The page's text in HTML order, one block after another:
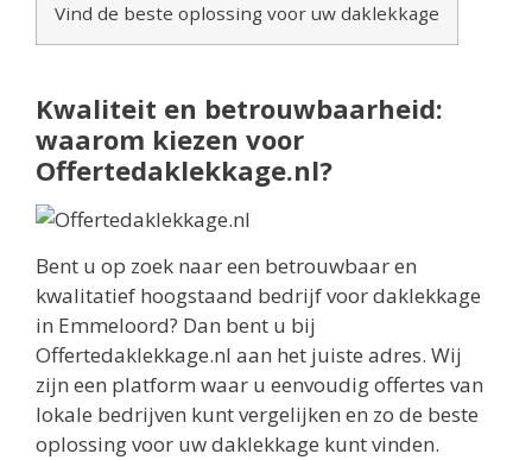
Vind de beste oplossing voor uw daklekkage
Kwaliteit en betrouwbaarheid:
waarom kiezen voor
Offertedaklekkage.nl?
Bent u op zoek naar een betrouwbaar en
kwalitatief hoogstaand bedrijf voor daklekkage
in Emmeloord? Dan bent u bij
Offertedaklekkage.nl aan het juiste adres. Wij
zijn een platform waar u eenvoudig offertes van
lokale bedrijven kunt vergelijken en zo de beste
oplossing voor uw daklekkage kunt vinden.